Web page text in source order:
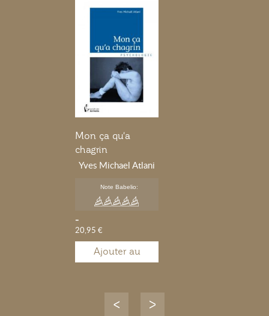
Mon ça qu'a
chagrin
Yves Michael Atlani
Note Babelio:
-
20,95 €
Ajouter au